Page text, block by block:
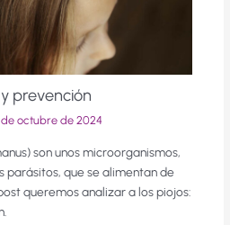
prevención
de octubre de 2024
son unos microorganismos,
parásitos, que se alimentan de
queremos analizar a los piojos: